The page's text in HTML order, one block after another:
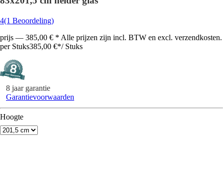
4(1 Beoordeling)
prijs — 385,00 € * Alle prijzen zijn incl. BTW en excl. verzendkosten.
per Stuks385,00 €*/ Stuks
8 jaar garantie
Garantievoorwaarden
Hoogte